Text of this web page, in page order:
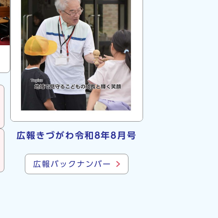
広報きづがわ令和8年8月号
広報バックナンバー